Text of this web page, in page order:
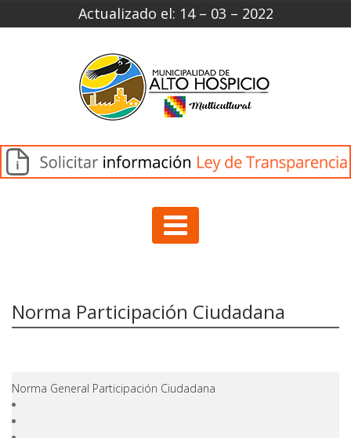
Actualizado el: 14 – 03 – 2022
Norma Participación Ciudadana
Norma General Participación Ciudadana